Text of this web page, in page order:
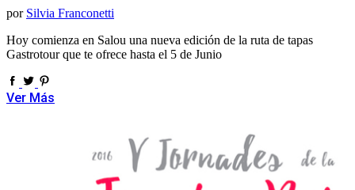
por Silvia Franconetti
Hoy comienza en Salou una nueva edición de la ruta de tapas
Gastrotour que te ofrece hasta el 5 de Junio
Ver Más